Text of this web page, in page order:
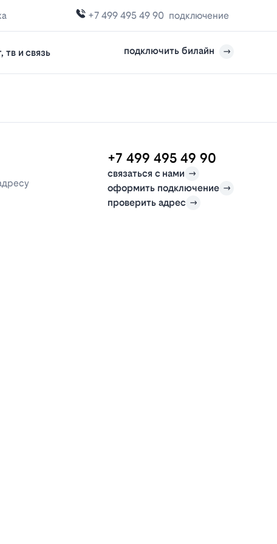
+7 499 495 49 90 подключение
тв и связь подключить билайн
+7 499 495 49 90
связаться с нами
оформить подключение
проверить адрес